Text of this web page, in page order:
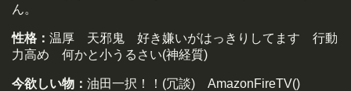
ん。
性格： 温厚 天邪鬼 好き嫌いがはっきりしてます 行動
力高め 何かと小うるさい(神経質)
今欲しい物： 油田一択！！(冗談) AmazonFireTV()